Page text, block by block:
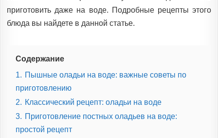
приготовить даже на воде. Подробные рецепты этого
блюда вы найдете в данной статье.
Содержание
1. Пышные оладьи на воде: важные советы по
приготовлению
2. Классический рецепт: оладьи на воде
3. Приготовление постных оладьев на воде:
простой рецепт